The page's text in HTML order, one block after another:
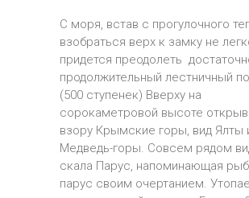
С моря, встав с прогулочного
взобраться верх к замку не
придется преодолеть
продолжительный лестничный
(500 ступенек) Вверху на
сорокаметровой высоте
взору Крымские горы, вид Ялты
Медведь-горы. Совсем рядом
скала Парус, напоминающая
парус своим очертанием.